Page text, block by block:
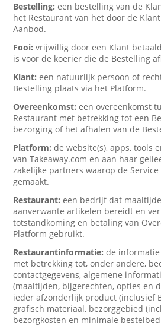
Bestelling:een bestelling van de
het Restaurant van het door de
Aanbod.
Fooi:vrijwillig door een Klant
is voor de koerier die de Bestelling
Klant:een natuurlijk persoon of
Bestelling plaats via het Platform.
Overeenkomst:een overeenkomst
Restaurant met betrekking tot een
bezorging of het afhalen van de
Platform:de website(s), apps, tools
van Takeaway.com en aan haar
zakelijke partners waarop de
gemaakt.
Restaurant:een bedrijf dat
aanverwante artikelen bereidt en
totstandkoming en betaling van
Platform gebruikt.
Restaurantinformatie:de
met betrekking tot, onder andere,
contactgegevens, algemene
(maaltijden, bijgerechten, opties en
ieder afzonderlijk product (inclusief
grafisch materiaal, bezorggebied
bezorgkosten en minimale